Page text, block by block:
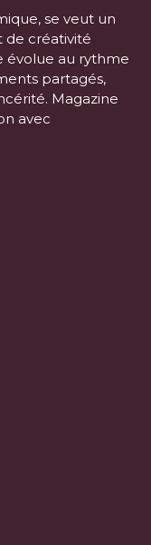
se veut un
de créativité
évolue au rythme
partagés,
Magazine
avec